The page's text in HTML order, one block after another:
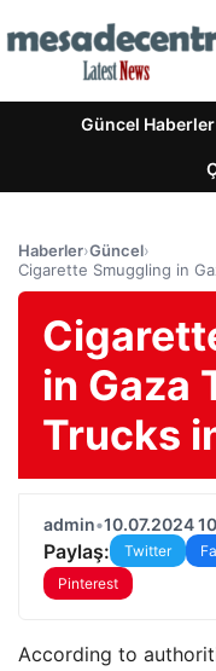
Güncel Haberler
Haberler›Güncel›
Cigarette Smuggling in
in Gaza
Trucks
admin•10.07.2024
Paylaş: Twitter
Pinterest
According to